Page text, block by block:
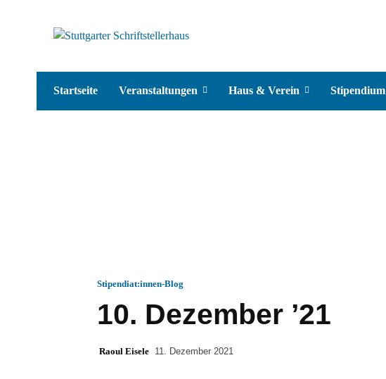
Startseite Veranstaltungen Haus & Verein Stipendium
Stipendiat:innen-Blog
10. Dezember ’21
Raoul Eisele 11. Dezember 2021